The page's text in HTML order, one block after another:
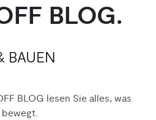
Haustechnik
BLOG.
BAUEN
BLOG lesen Sie alles, was